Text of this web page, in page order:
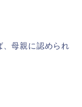
母親に認められ